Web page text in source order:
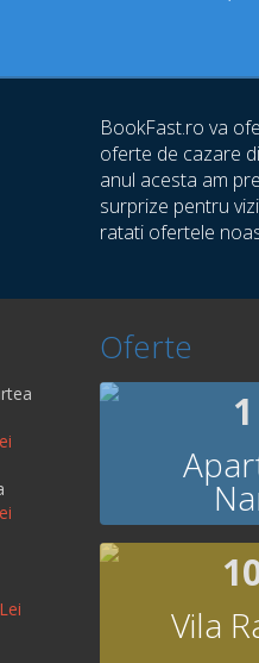
BookFast.ro va
oferte de cazare
anul acesta am
surprize pentru
ratati ofertele
Oferte
Vila